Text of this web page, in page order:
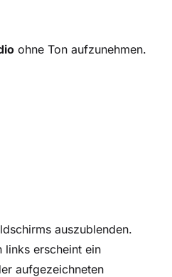
ohne Ton aufzunehmen.
auszublenden.
links erscheint ein
aufgezeichneten